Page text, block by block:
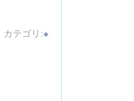
カテゴリ:※